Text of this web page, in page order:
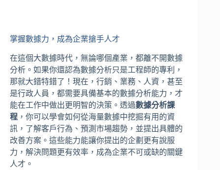
掌握數據力，成為企業搶手人才
在這個大數據時代，無論哪個產業，都離不開數據
分析。如果你還認為數據分析只是工程師的專利，
那就大錯特錯了！現在，行銷、業務、人資，甚至
是行政人員，都需要具備基本的數據分析能力，才
能在工作中做出更明智的決策。透過數據分析課
程 ，你可以學會如何從海量數據中挖掘有用的資
訊，了解客戶行為、預測市場趨勢，並提出具體的
改善方案。這些能力能讓你提出的企劃更有說服
力，解決問題更有效率，成為企業不可或缺的關鍵
人才。